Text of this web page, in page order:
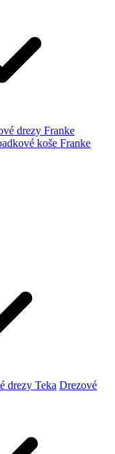
drezy Franke
koše Franke
drezy Teka Drezové